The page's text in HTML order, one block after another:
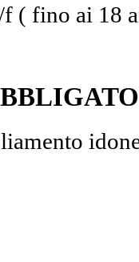
f ( fino ai 18